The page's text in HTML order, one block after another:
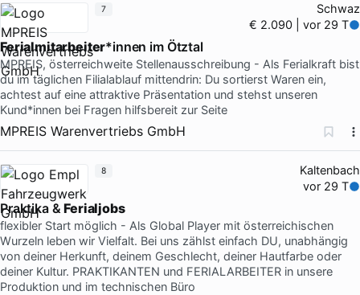
Schwaz
€ 2.090 | vor 29 T
Ferialmitarbeiter*innen im Ötztal
MPREIS, österreichweite Stellenausschreibung - Als Ferialkraft bist
du im täglichen Filialablauf mittendrin: Du sortierst Waren ein,
achtest auf eine attraktive Präsentation und stehst unseren
Kund*innen bei Fragen hilfsbereit zur Seite
MPREIS Warenvertriebs GmbH
7
Kaltenbach
vor 29 T
Praktika &Ferialjobs
flexibler Start möglich - Als Global Player mit österreichischen
Wurzeln leben wir Vielfalt. Bei uns zählst einfach DU, unabhängig
von deiner Herkunft, deinem Geschlecht, deiner Hautfarbe oder
deiner Kultur. PRAKTIKANTEN und FERIALARBEITER in unsere
Produktion und im technischen Büro
8